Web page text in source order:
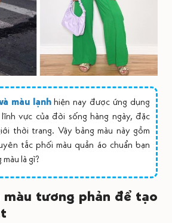
màu lạnhhiện nay được ứng dụng
vực của đời sống hàng ngày, đặc
thời trang. Vậy bảng màu này gồm
tắc phối màu quần áo chuẩn bạn
là gì?
màu tương phản để tạo